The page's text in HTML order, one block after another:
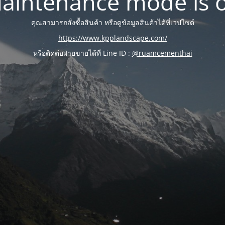
คุณสามารถสั่งซื้อสินค้า หรือดูข้อมูลสินค้าได้ที่เวปไซต์
https://www.kpplandscape.com/
หรือติดต่อฝ่ายขายได้ที่ Line ID : @ruamcementhai